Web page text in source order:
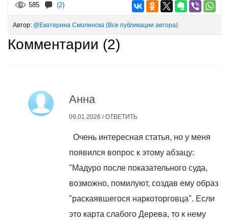
585 (2)
Автор: @Екатерина Смолинска (Все публикации автора)
Комментарии (2)
Анна
09.01.2026 /ОТВЕТИТЬ
Очень интересная статья, но у меня
появился вопрос к этому абзацу:
"Мадуро после показательного суда,
возможно, помилуют, создав ему образ
"раскаявшегося наркоторговца". Если
это карта слабого Дерева, то к нему